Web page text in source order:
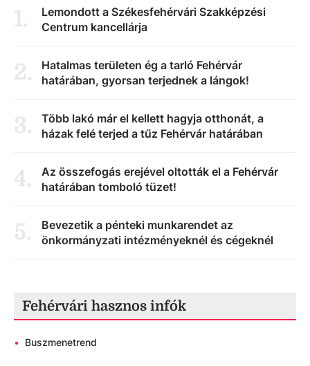
1.
Lemondott a Székesfehérvári Szakképzési
Centrum kancellárja
2.
Hatalmas területen ég a tarló Fehérvár
határában, gyorsan terjednek a lángok!
3.
Több lakó már el kellett hagyja otthonát, a
házak felé terjed a tűz Fehérvár határában
4.
Az összefogás erejével oltották el a Fehérvár
határában tomboló tüzet!
5.
Bevezetik a pénteki munkarendet az
önkormányzati intézményeknél és cégeknél
Fehérvári hasznos infók
• Buszmenetrend